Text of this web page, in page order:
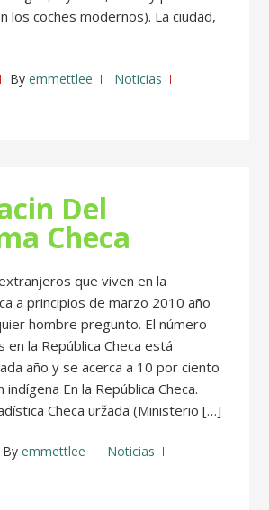
los coches modernos). La ciudad,
Byemmettlee
Noticias
Del
Checa
que viven en la
a principios de marzo 2010 año
hombre pregunto. El número
en la República Checa está
año y se acerca a 10 por ciento
indígena En la República Checa.
Checa uržada (Ministerio […]
Byemmettlee
Noticias